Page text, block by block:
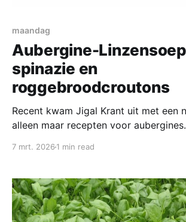
maandag
Aubergine-
spinazie en
roggebroodcroutons
Recent kwam Jigal Krant uit met een
alleen maar recepten voor
aardappel, geschild en in kleine blokjes * 1
aubergine (à
7 mrt. 2026 1 min read